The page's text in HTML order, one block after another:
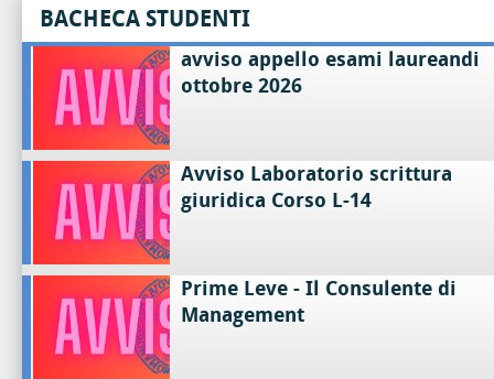
BACHECA STUDENTI
avviso appello esami laureandi
ottobre 2026
Avviso Laboratorio scrittura
giuridica Corso L-14
Prime Leve - Il Consulente di
Management